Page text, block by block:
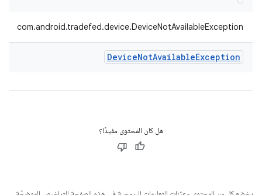
com.android.tradefed.device.DeviceNotAvailableException
DeviceNotAvailableException
هل كان المحتوى مفيدًا؟